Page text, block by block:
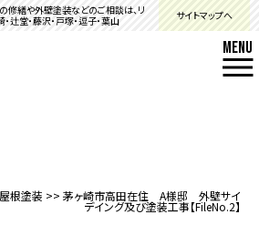
の修繕や外壁塗装などのご相談は、リ
辻堂・藤沢・戸塚・逗子・葉山
サイトマップへ
MENU
根塗装 >> 茅ヶ崎市高田在住 A様邸 外壁サイ
デイング及び塗装工事【FileNo.2】